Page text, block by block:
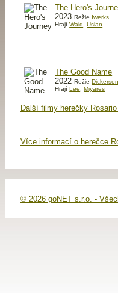
The Hero's
2023Režie Iwerks
HrajíWaid ,Uslan
The Good Name
2022RežieDickerson
HrajíLee ,Miyares
Další filmy herečky
Více informací o herečce
© 2026 goNET s.r.o. -